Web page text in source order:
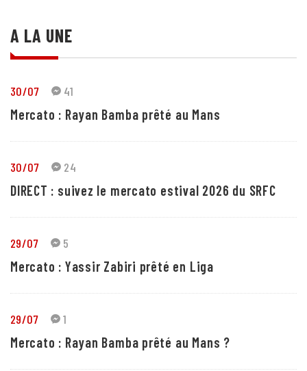
A LA UNE
30/07 41
Mercato : Rayan Bamba prêté au Mans
30/07 24
DIRECT : suivez le mercato estival 2026 du SRFC
29/07 5
Mercato : Yassir Zabiri prêté en Liga
29/07 1
Mercato : Rayan Bamba prêté au Mans ?